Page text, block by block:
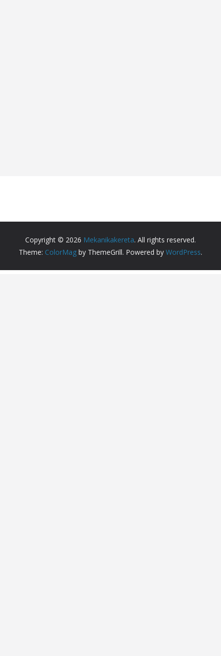
Copyright © 2026 Mekanikakereta. All rights reserved.
Theme: ColorMag by ThemeGrill. Powered by WordPress.